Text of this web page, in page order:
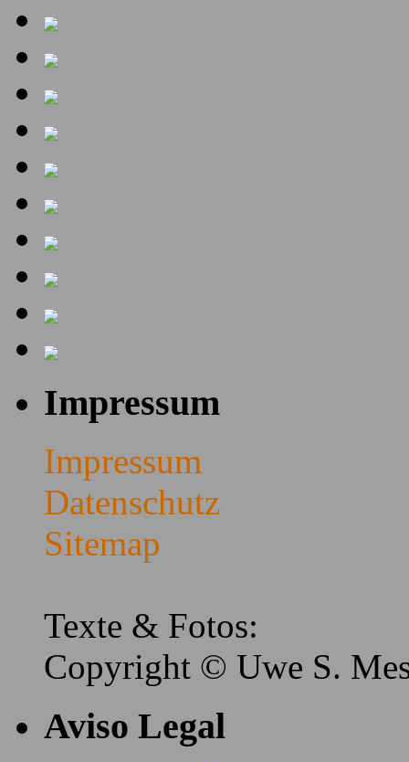
Impressum
Impressum
Datenschutz
Sitemap
Texte & Fotos:
Copyright © Uwe S.
Aviso Legal